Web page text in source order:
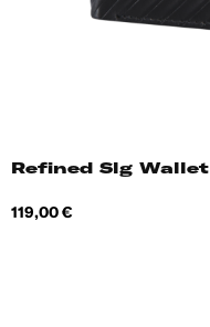
Refined Slg Wallet
Hind
119,00 €